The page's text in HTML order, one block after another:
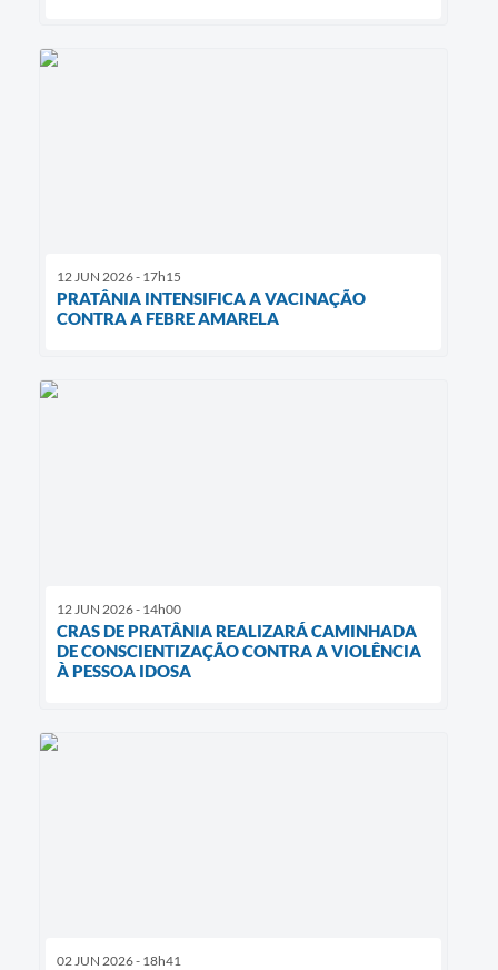
12 JUN 2026 - 17h15
PRATÂNIA INTENSIFICA A VACINAÇÃO
CONTRA A FEBRE AMARELA
12 JUN 2026 - 14h00
CRAS DE PRATÂNIA REALIZARÁ CAMINHADA
DE CONSCIENTIZAÇÃO CONTRA A VIOLÊNCIA
À PESSOA IDOSA
02 JUN 2026 - 18h41